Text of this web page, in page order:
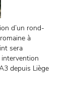
d’un rond-
à
sera
depuis Liège